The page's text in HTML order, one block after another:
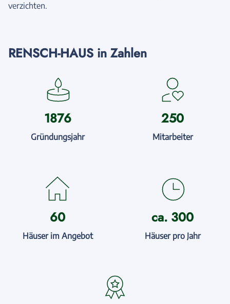
verzichten.
RENSCH-HAUS in Zahlen
1876
Gründungsjahr
250
Mitarbeiter
60
Häuser im Angebot
ca. 300
Häuser pro Jahr